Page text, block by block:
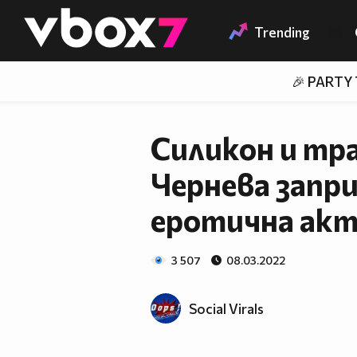
👾 Trending
🎉 PARTY
Силикон и
Чернева
еротична
3 507 08.03.2022
Social Virals